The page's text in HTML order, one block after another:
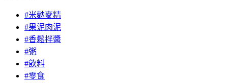
#米麩麥精
#果泥肉泥
#香鬆拌醬
#粥
#飲料
#零食